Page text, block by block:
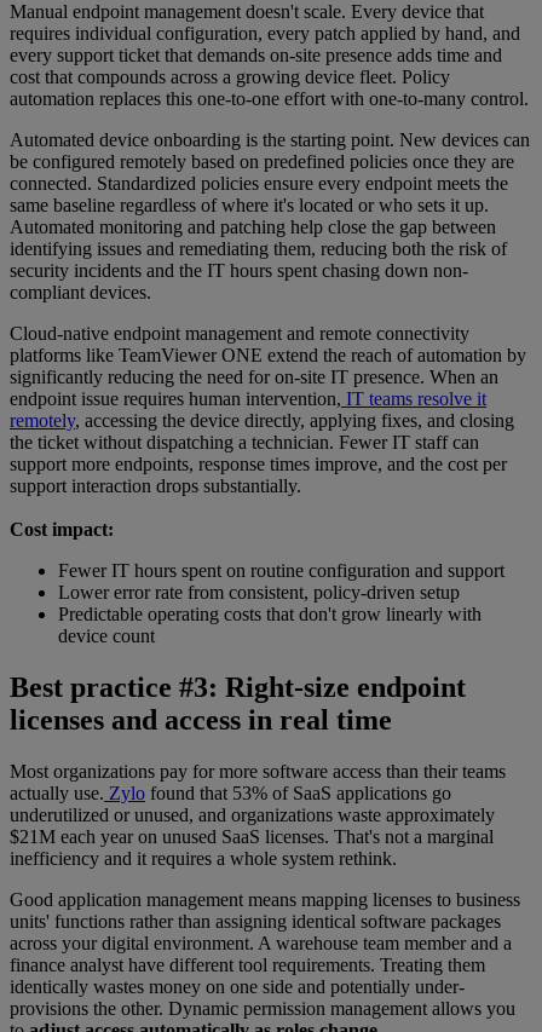
Manual endpoint management doesn't scale. Every device that
requires individual configuration, every patch applied by hand, and
every support ticket that demands on-site presence adds time and
cost that compounds across a growing device fleet. Policy
automation replaces this one-to-one effort with one-to-many control.
Automated device onboarding is the starting point. New devices can
be configured remotely based on predefined policies once they are
connected. Standardized policies ensure every endpoint meets the
same baseline regardless of where it's located or who sets it up.
Automated monitoring and patching help close the gap between
identifying issues and remediating them, reducing both the risk of
security incidents and the IT hours spent chasing down non-
compliant devices.
Cloud-native endpoint management and remote connectivity
platforms like TeamViewer ONE extend the reach of automation by
significantly reducing the need for on-site IT presence. When an
endpoint issue requires human intervention, IT teams resolve it
remotely, accessing the device directly, applying fixes, and closing
the ticket without dispatching a technician. Fewer IT staff can
support more endpoints, response times improve, and the cost per
support interaction drops substantially.
Cost impact:
Fewer IT hours spent on routine configuration and support
Lower error rate from consistent, policy-driven setup
Predictable operating costs that don't grow linearly with
device count
Best practice #3: Right-size endpoint
licenses and access in real time
Most organizations pay for more software access than their teams
actually use. Zylo found that 53% of SaaS applications go
underutilized or unused, and organizations waste approximately
$21M each year on unused SaaS licenses. That's not a marginal
inefficiency and it requires a whole system rethink.
Good application management means mapping licenses to business
units' functions rather than assigning identical software packages
across your digital environment. A warehouse team member and a
finance analyst have different tool requirements. Treating them
identically wastes money on one side and potentially under-
provisions the other. Dynamic permission management allows you